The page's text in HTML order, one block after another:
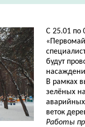
С 25.01 по
будут
В рамках
зелёных
веток
Работы